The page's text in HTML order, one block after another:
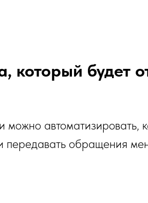
будет
автоматизировать,
и передавать обращения